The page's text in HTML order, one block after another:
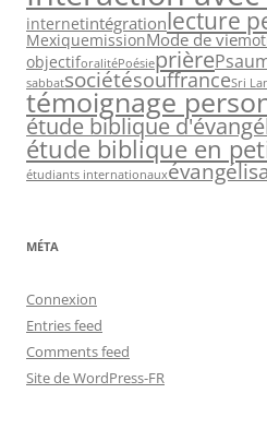
internetintégrationlecture
MexiquemissionMode de vie
objectiforalitéPoésieprière
sabbatsociétésouffranceSri
témoignage
étude biblique
étude biblique en
étudiants internationaux
MÉTA
Connexion
Entries feed
Comments feed
Site de WordPress-FR